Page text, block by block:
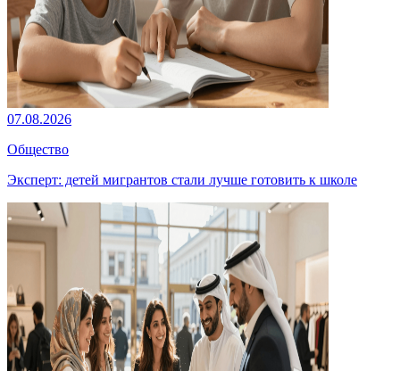
07.08.2026
Общество
Эксперт: детей мигрантов стали лучше готовить к школе